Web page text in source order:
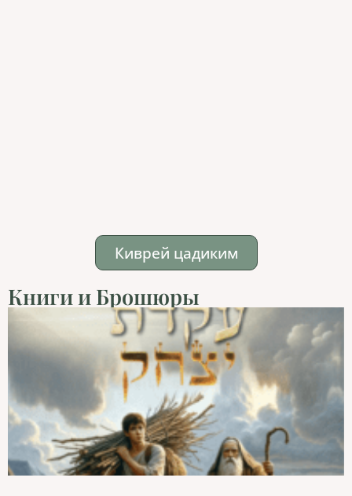
Киврей цадиким
Книги и Брошюры